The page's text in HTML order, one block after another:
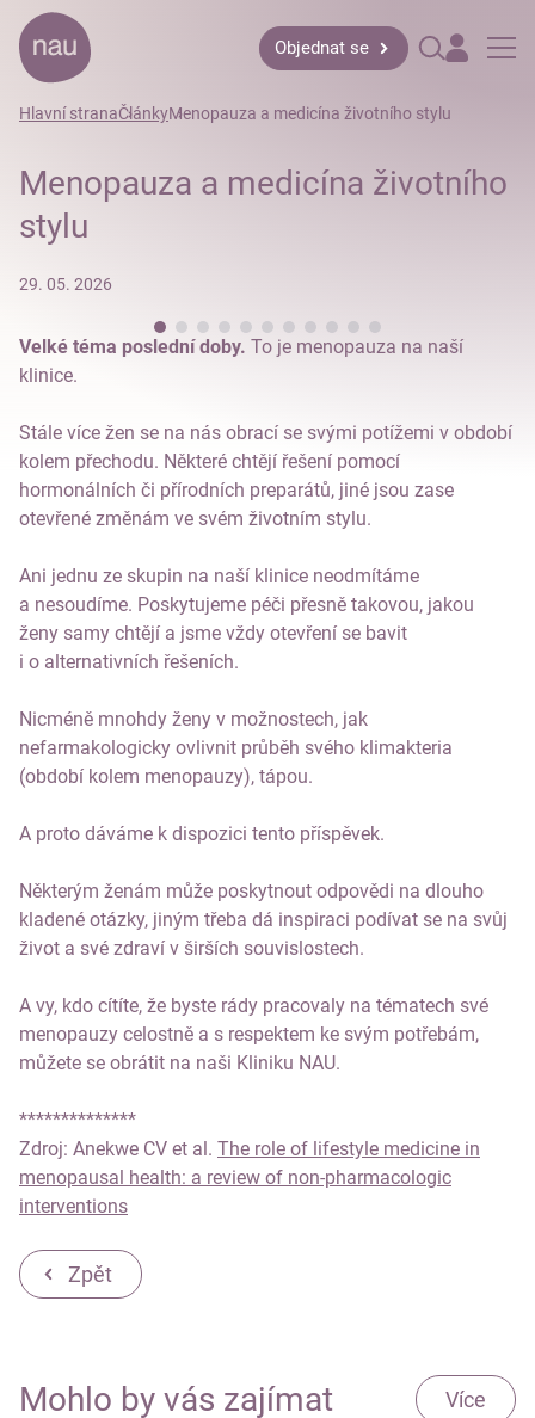
Objednat se
Hlavní stranaČlánkyMenopauza a medicína životního stylu
Menopauza a medicína životního
stylu
29. 05. 2026
Velké téma poslední doby. To je menopauza na naší
klinice.
Stále více žen se na nás obrací se svými potížemi v období
kolem přechodu. Některé chtějí řešení pomocí
hormonálních či přírodních preparátů, jiné jsou zase
otevřené změnám ve svém životním stylu.
Ani jednu ze skupin na naší klinice neodmítáme
a nesoudíme. Poskytujeme péči přesně takovou, jakou
ženy samy chtějí a jsme vždy otevření se bavit
i o alternativních řešeních.
Nicméně mnohdy ženy v možnostech, jak
nefarmakologicky ovlivnit průběh svého klimakteria
(období kolem menopauzy), tápou.
A proto dáváme k dispozici tento příspěvek.
Některým ženám může poskytnout odpovědi na dlouho
kladené otázky, jiným třeba dá inspiraci podívat se na svůj
život a své zdraví v širších souvislostech.
A vy, kdo cítíte, že byste rády pracovaly na tématech své
menopauzy celostně a s respektem ke svým potřebám,
můžete se obrátit na naši Kliniku NAU.
**************
Zdroj: Anekwe CV et al. The role of lifestyle medicine in
menopausal health: a review of non-pharmacologic
interventions
Zpět
Mohlo by vás zajímat Více